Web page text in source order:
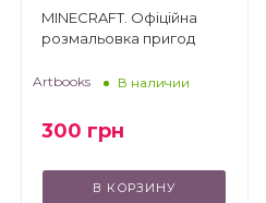
MINECRAFT. Офіційна
розмальовка пригод
Artbooks В наличии
300 грн
В КОРЗИНУ